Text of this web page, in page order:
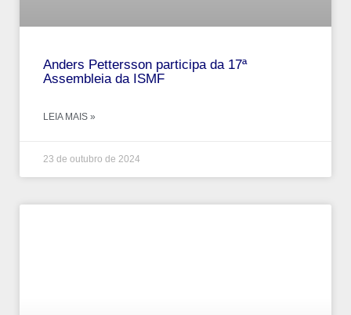
Anders Pettersson participa da 17ª
Assembleia da ISMF
LEIA MAIS »
23 de outubro de 2024